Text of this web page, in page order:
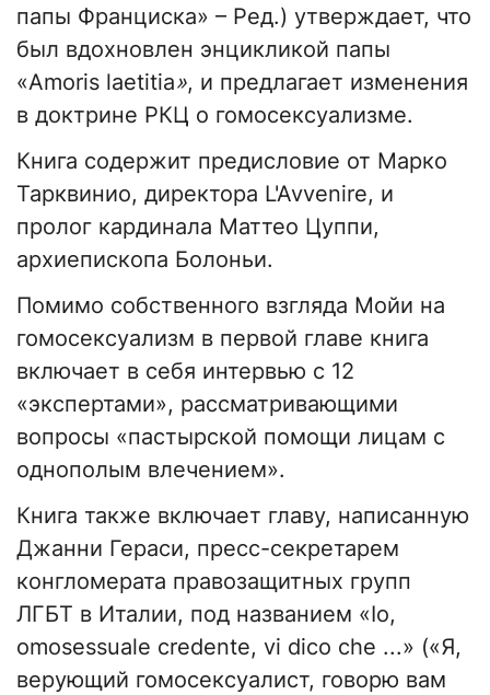
папы Франциска» – Ред.) утверждает, что
был вдохновлен энцикликой папы
«Amoris laetitia», и предлагает изменения
в доктрине РКЦ о гомосексуализме.
Книга содержит предисловие от Марко
Тарквинио, директора L'Avvenire, и
пролог кардинала Маттео Цуппи,
архиепископа Болоньи.
Помимо собственного взгляда Мойи на
гомосексуализм в первой главе книга
включает в себя интервью с 12
«экспертами», рассматривающими
вопросы «пастырской помощи лицам с
однополым влечением».
Книга также включает главу, написанную
Джанни Гераси, пресс-секретарем
конгломерата правозащитных групп
ЛГБТ в Италии, под названием «Io,
omosessuale credente, vi dico che ...» («Я,
верующий гомосексуалист, говорю вам